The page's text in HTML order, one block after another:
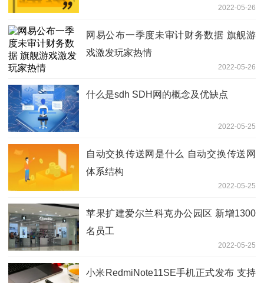
2022-05-26
网易公布一季度未审计财务数据 旗舰游
戏激发玩家热情
2022-05-26
什么是sdh SDH网的概念及优缺点
2022-05-25
自动交换传送网是什么 自动交换传送网
体系结构
2022-05-25
苹果扩建爱尔兰科克办公园区 新增1300
名员工
2022-05-25
小米RedmiNote11SE手机正式发布 支持